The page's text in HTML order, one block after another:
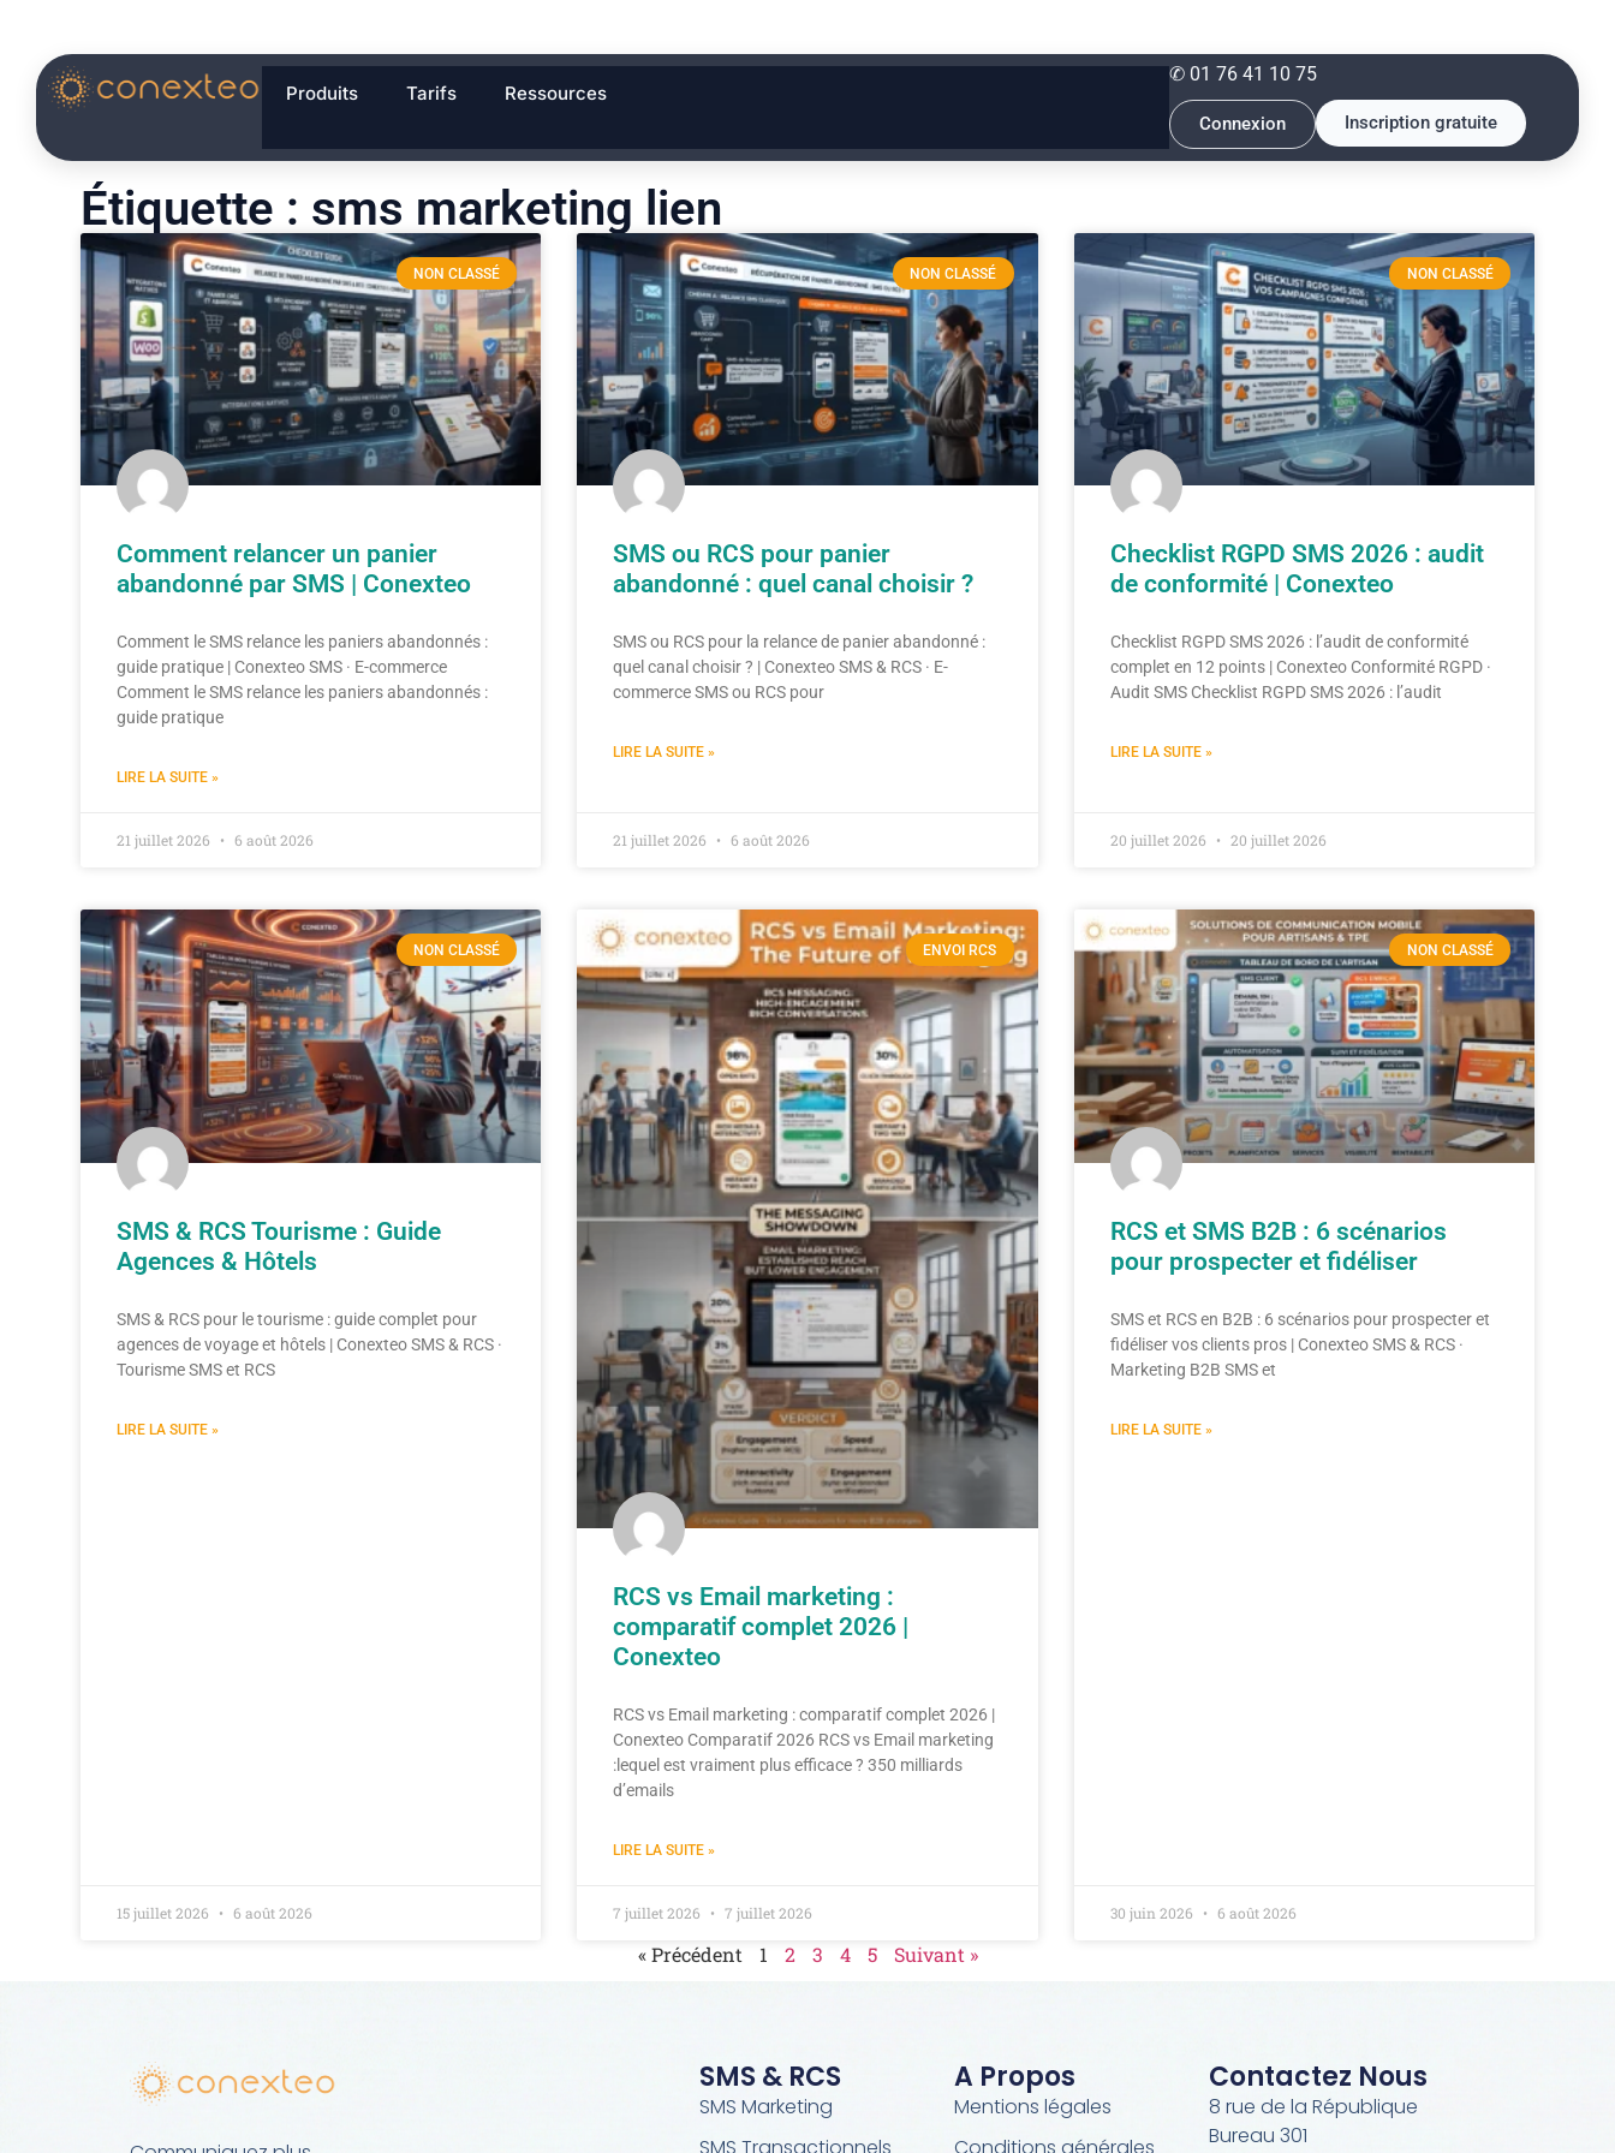
Produits Tarifs Ressources
✆ 01 76 41 10 75
Connexion Inscription gratuite
Étiquette : sms marketing lien
NON CLASSÉ
Comment relancer un panier
abandonné par SMS | Conexteo
Comment le SMS relance les paniers abandonnés :
guide pratique | Conexteo SMS · E-commerce
Comment le SMS relance les paniers abandonnés :
guide pratique
LIRE LA SUITE »
21 juillet 2026 6 août 2026
NON CLASSÉ
SMS ou RCS pour panier
abandonné : quel canal choisir ?
SMS ou RCS pour la relance de panier abandonné :
quel canal choisir ? | Conexteo SMS & RCS · E-
commerce SMS ou RCS pour
LIRE LA SUITE »
21 juillet 2026 6 août 2026
NON CLASSÉ
Checklist RGPD SMS 2026 : audit
de conformité | Conexteo
Checklist RGPD SMS 2026 : l’audit de conformité
complet en 12 points | Conexteo Conformité RGPD ·
Audit SMS Checklist RGPD SMS 2026 : l’audit
LIRE LA SUITE »
20 juillet 2026 20 juillet 2026
NON CLASSÉ
SMS & RCS Tourisme : Guide
Agences & Hôtels
SMS & RCS pour le tourisme : guide complet pour
agences de voyage et hôtels | Conexteo SMS & RCS ·
Tourisme SMS et RCS
LIRE LA SUITE »
15 juillet 2026 6 août 2026
ENVOI RCS
RCS vs Email marketing :
comparatif complet 2026 |
Conexteo
RCS vs Email marketing : comparatif complet 2026 |
Conexteo Comparatif 2026 RCS vs Email marketing
:lequel est vraiment plus efficace ? 350 milliards
d’emails
LIRE LA SUITE »
7 juillet 2026 7 juillet 2026
NON CLASSÉ
RCS et SMS B2B : 6 scénarios
pour prospecter et fidéliser
SMS et RCS en B2B : 6 scénarios pour prospecter et
fidéliser vos clients pros | Conexteo SMS & RCS ·
Marketing B2B SMS et
LIRE LA SUITE »
30 juin 2026 6 août 2026
« Précédent 1 2 3 4 5 Suivant »
SMS & RCS
SMS Marketing
A Propos
Mentions légales
Contactez Nous
8 rue de la République
Bureau 301